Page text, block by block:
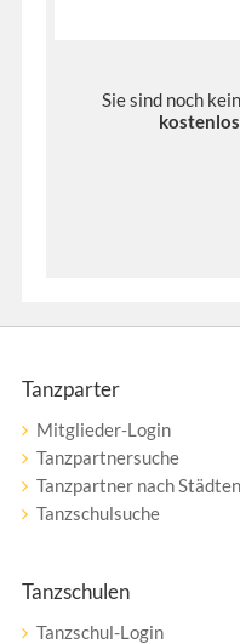
Sie sind noch
Tanzparter
Mitglieder-Login
Tanzpartnersuche
Tanzpartner nach Städten
Tanzschulsuche
Tanzschulen
Tanzschul-Login